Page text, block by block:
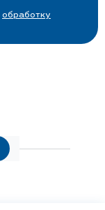
обработку